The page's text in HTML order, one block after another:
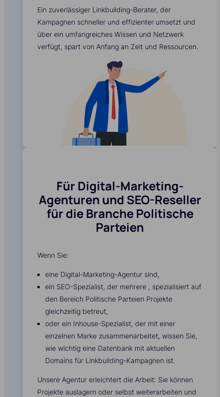
Ein zuverlässiger Linkbuilding-Berater, der
Kampagnen schneller und effizienter umsetzt und
über ein umfangreiches Wissen und Netzwerk
verfügt, spart von Anfang an Zeit und Ressourcen.
Für Digital-Marketing-
Agenturen und SEO-Reseller
für die Branche Politische
Parteien
Wenn Sie:
eine Digital-Marketing-Agentur sind,
ein SEO-Spezialist, der mehrere , spezialisiert auf
den Bereich Politische Parteien Projekte
gleichzeitig betreut,
oder ein Inhouse-Spezialist, der mit einer
einzelnen Marke zusammenarbeitet, wissen Sie,
wie wichtig eine Datenbank mit aktuellen
Domains für Linkbuilding-Kampagnen ist.
Unsere Agentur erleichtert die Arbeit: Sie können
Projekte auslagern oder selbst weiterarbeiten und